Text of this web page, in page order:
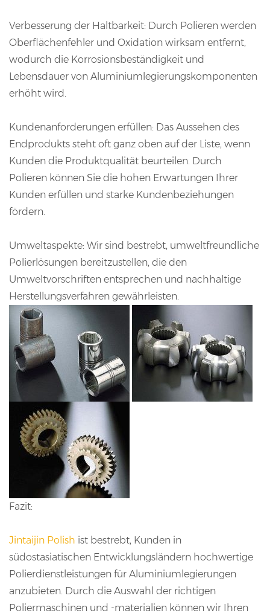
Verbesserung der Haltbarkeit: Durch Polieren werden
Oberflächenfehler und Oxidation wirksam entfernt,
wodurch die Korrosionsbeständigkeit und
Lebensdauer von Aluminiumlegierungskomponenten
erhöht wird.
Kundenanforderungen erfüllen: Das Aussehen des
Endprodukts steht oft ganz oben auf der Liste, wenn
Kunden die Produktqualität beurteilen. Durch
Polieren können Sie die hohen Erwartungen Ihrer
Kunden erfüllen und starke Kundenbeziehungen
fördern.
Umweltaspekte: Wir sind bestrebt, umweltfreundliche
Polierlösungen bereitzustellen, die den
Umweltvorschriften entsprechen und nachhaltige
Herstellungsverfahren gewährleisten.
Fazit:
Jintaijin Polish ist bestrebt, Kunden in
südostasiatischen Entwicklungsländern hochwertige
Polierdienstleistungen für Aluminiumlegierungen
anzubieten. Durch die Auswahl der richtigen
Poliermaschinen und -materialien können wir Ihren